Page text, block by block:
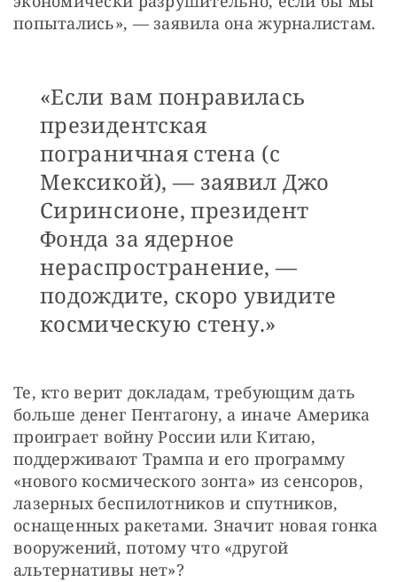
попытались», — заявила она журналистам.
«Если вам понравилась
президентская
пограничная стена (с
Мексикой), — заявил Джо
Сиринсионе, президент
Фонда за ядерное
нераспространение, —
подождите, скоро увидите
космическую стену.»
Те, кто верит докладам, требующим дать
больше денег Пентагону, а иначе Америка
проиграет войну России или Китаю,
поддерживают Трампа и его программу
«нового космического зонта» из сенсоров,
лазерных беспилотников и спутников,
оснащенных ракетами. Значит новая гонка
вооружений, потому что «другой
альтернативы нет»?